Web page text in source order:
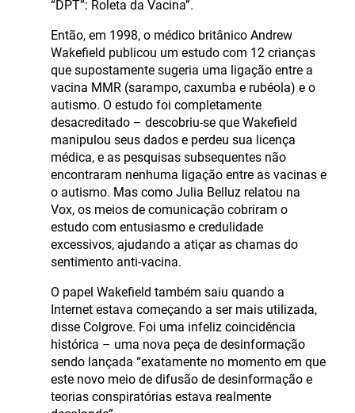
“DPT”: Roleta da Vacina”.
Então, em 1998, o médico britânico Andrew
Wakefield publicou um estudo com 12 crianças
que supostamente sugeria uma ligação entre a
vacina MMR (sarampo, caxumba e rubéola) e o
autismo. O estudo foi completamente
desacreditado – descobriu-se que Wakefield
manipulou seus dados e perdeu sua licença
médica, e as pesquisas subsequentes não
encontraram nenhuma ligação entre as vacinas e
o autismo. Mas como Julia Belluz relatou na
Vox, os meios de comunicação cobriram o
estudo com entusiasmo e credulidade
excessivos, ajudando a atiçar as chamas do
sentimento anti-vacina.
O papel Wakefield também saiu quando a
Internet estava começando a ser mais utilizada,
disse Colgrove. Foi uma infeliz coincidência
histórica – uma nova peça de desinformação
sendo lançada “exatamente no momento em que
este novo meio de difusão de desinformação e
teorias conspiratórias estava realmente